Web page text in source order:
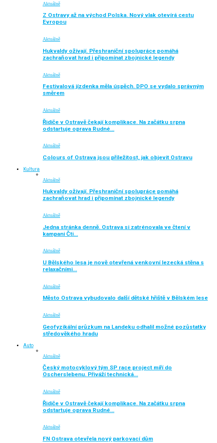
Aktuálně
Z Ostravy až na východ Polska. Nový vlak otevírá cestu
Evropou
Aktuálně
Hukvaldy ožívají. Přeshraniční spolupráce pomáhá
zachraňovat hrad i připomínat zbojnické legendy
Aktuálně
Festivalová jízdenka měla úspěch. DPO se vydalo správným
směrem
Aktuálně
Řidiče v Ostravě čekají komplikace. Na začátku srpna
odstartuje oprava Rudné…
Aktuálně
Colours of Ostrava jsou příležitost, jak objevit Ostravu
Kultura
Aktuálně
Hukvaldy ožívají. Přeshraniční spolupráce pomáhá
zachraňovat hrad i připomínat zbojnické legendy
Aktuálně
Jedna stránka denně. Ostrava si zatrénovala ve čtení v
kampani Čti…
Aktuálně
U Bělského lesa je nově otevřená venkovní lezecká stěna s
relaxačními…
Aktuálně
Město Ostrava vybudovalo další dětské hřiště v Bělském lese
Aktuálně
Geofyzikální průzkum na Landeku odhalil možné pozůstatky
středověkého hradu
Auto
Aktuálně
Český motocyklový tým SP race project míří do
Oscherslebenu. Přiváží technická…
Aktuálně
Řidiče v Ostravě čekají komplikace. Na začátku srpna
odstartuje oprava Rudné…
Aktuálně
FN Ostrava otevřela nový parkovací dům